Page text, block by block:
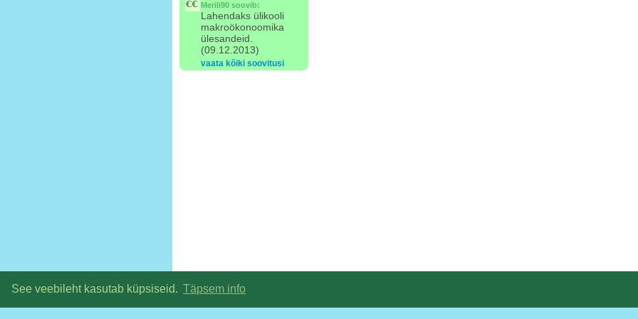
See veebileht kasutab küpsiseid. Täpsem info
Merili90 soovib:
Lahendaks ülikooli
makroökonoomika
ülesandeid.
(09.12.2013)
vaata kõiki soovitusi